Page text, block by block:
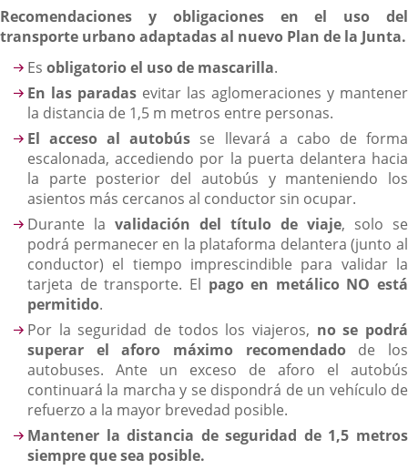
Recomendaciones y obligaciones en el uso del
transporte urbano adaptadas al nuevo Plan de la Junta.
Es obligatorio el uso de mascarilla.
En las paradas evitar las aglomeraciones y mantener
la distancia de 1,5 m metros entre personas.
El acceso al autobús se llevará a cabo de forma
escalonada, accediendo por la puerta delantera hacia
la parte posterior del autobús y manteniendo los
asientos más cercanos al conductor sin ocupar.
Durante la validación del título de viaje, solo se
podrá permanecer en la plataforma delantera (junto al
conductor) el tiempo imprescindible para validar la
tarjeta de transporte. El pago en metálico NO está
permitido.
Por la seguridad de todos los viajeros, no se podrá
superar el aforo máximo recomendadode los
autobuses. Ante un exceso de aforo el autobús
continuará la marcha y se dispondrá de un vehículo de
refuerzo a la mayor brevedad posible.
Mantener la distancia de seguridad de 1,5 metros
siempre que sea posible.